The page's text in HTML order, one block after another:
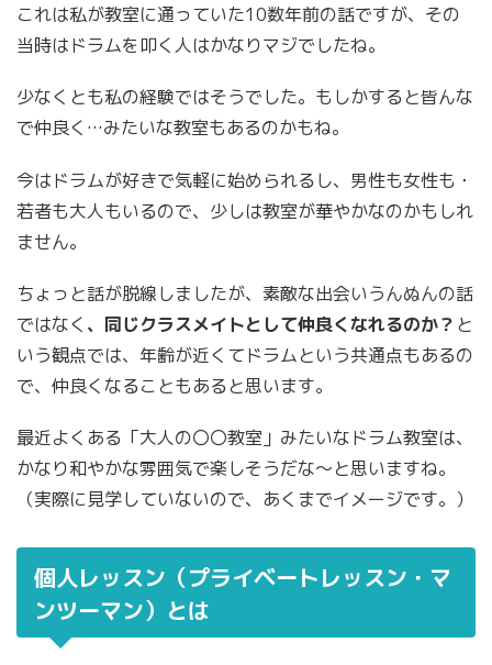
これは私が教室に通っていた10数年前の話ですが、その
当時はドラムを叩く人はかなりマジでしたね。
少なくとも私の経験ではそうでした。もしかすると皆んな
で仲良く…みたいな教室もあるのかもね。
今はドラムが好きで気軽に始められるし、男性も女性も・
若者も大人もいるので、少しは教室が華やかなのかもしれ
ません。
ちょっと話が脱線しましたが、素敵な出会いうんぬんの話
ではなく 、同じクラスメイトとして仲良くなれるのか？ と
いう観点では、年齢が近くてドラムという共通点もあるの
で、仲良くなることもあると思います。
最近よくある「大人の〇〇教室」みたいなドラム教室は、
かなり和やかな雰囲気で楽しそうだな〜と思いますね。
（実際に見学していないので、あくまでイメージです。）
個人レッスン（プライベートレッスン・マ
ンツーマン）とは